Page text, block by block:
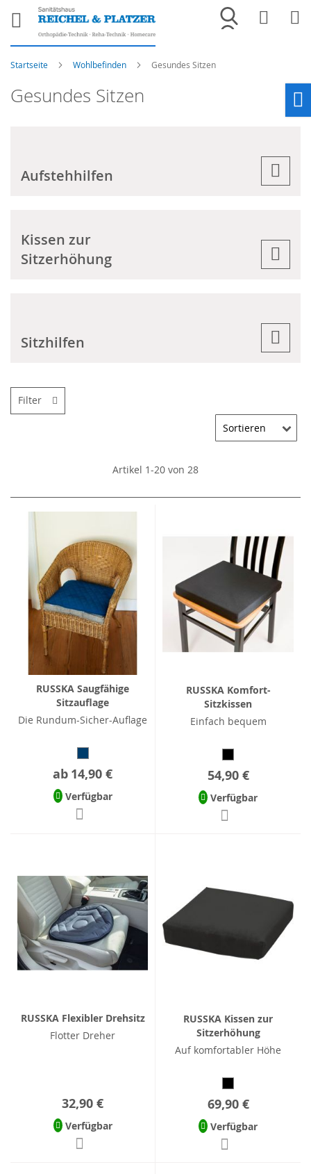
Merkliste
Startseite Wohlbefinden Gesundes Sitzen
Gesundes Sitzen
Aufstehhilfen
Kissen zur
Sitzerhöhung
Sitzhilfen
Artikel 1-20 von 28
RUSSKA Saugfähige
Sitzauflage
Die Rundum-Sicher-Auflage
ab 14,90 €
Verfügbar
RUSSKA Komfort-
Sitzkissen
Einfach bequem
54,90 €
Verfügbar
RUSSKA Flexibler Drehsitz
Flotter Dreher
32,90 €
Verfügbar
RUSSKA Kissen zur
Sitzerhöhung
Auf komfortabler Höhe
69,90 €
Verfügbar
Filter